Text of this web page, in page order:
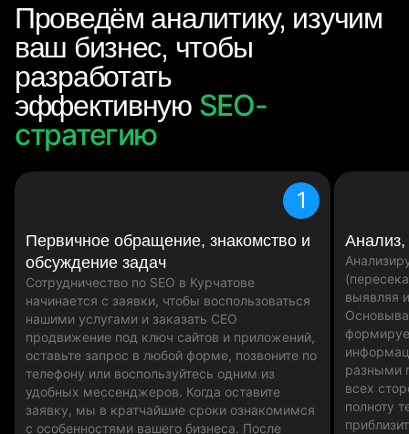
Проведём аналитику, изучим
ваш бизнес, чтобы
разработать
эффективную SEO-
стратегию
1
Первичное обращение, знакомство и
обсуждение задач
Сотрудничество по SEO в Курчатове
начинается с заявки, чтобы воспользоваться
нашими услугами и заказать СЕО
продвижение под ключ сайтов и приложений,
оставьте запрос в любой форме, позвоните по
телефону или воспользуйтесь одним из
удобных мессенджеров. Когда оставите
заявку, мы в кратчайшие сроки ознакомимся
с особенностями вашего бизнеса. После
выявляя
разными
всех
полноту